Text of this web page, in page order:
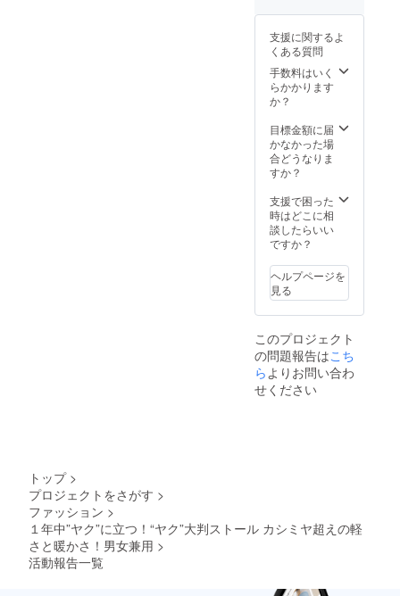
病気は「気づいてほしい」
という身体からのメッセー
ジなのだと学びました。そ
して、意識をもって身体を
動かしていくことの大切さ
まからのご感想が、何より
の励みになります。よろし
ければこれからお送りする
皆様からもぜひご感想をお
が稀に
あり、
その場
合は別
のお色
でご用
考欄に
第２希
望のお
くださ
い。 素
材：ヤ
クウー
送料無
に関し
現地の
事情に
より、
ご希望
のお色
できな
い場合
が稀に
あり、
合は別
のお色
でご用
意しま
考欄に
第２希
望のお
色をお
くださ
い。 素
材：ヤ
クウー
ル100%
支援に関するよ
くある質問
手数料はいく
らかかります
か？
目標金額に届
かなかった場
合どうなりま
すか？
支援で困った
時はどこに相
談したらいい
ですか？
ヘルプページを
見る
このプロジェクト
の問題報告はこち
らよりお問い合わ
せください
トップ >
プロジェクトをさがす >
ファッション >
１年中”ヤク”に立つ！“ヤク”大判ストール カシミヤ超えの軽
さと暖かさ！男女兼用 >
活動報告一覧